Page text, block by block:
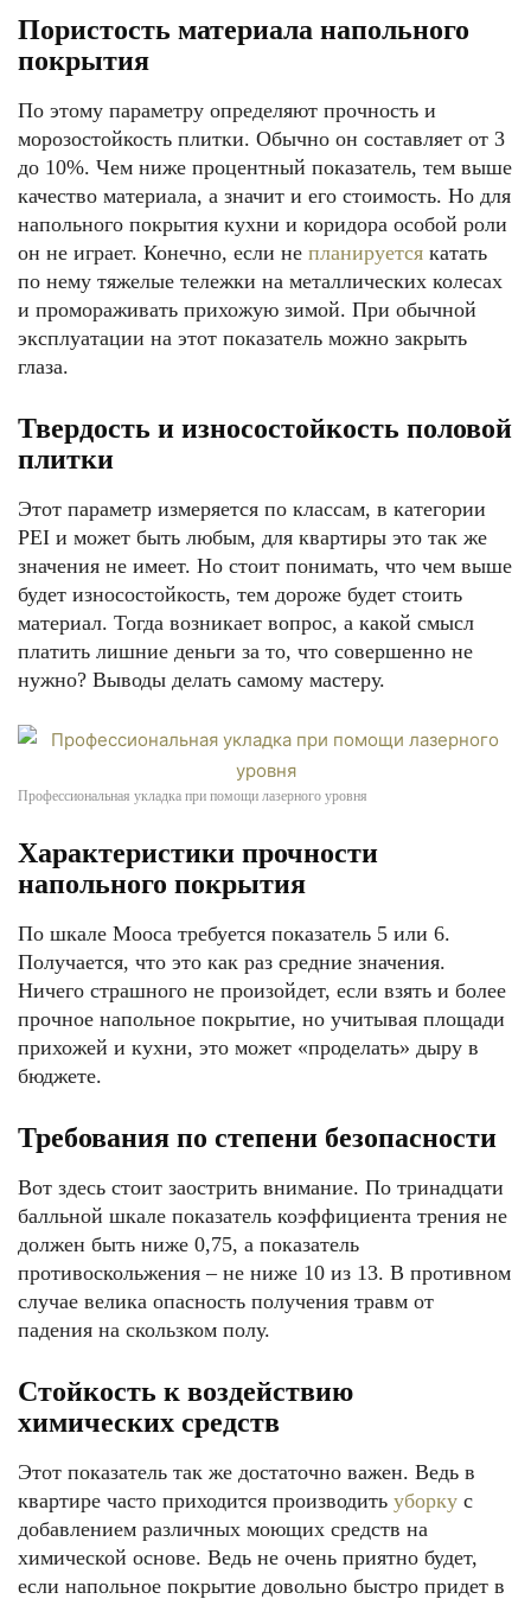
Пористость материала напольного
покрытия
По этому параметру определяют прочность и
морозостойкость плитки. Обычно он составляет от 3
до 10%. Чем ниже процентный показатель, тем выше
качество материала, а значит и его стоимость. Но для
напольного покрытия кухни и коридора особой роли
он не играет. Конечно, если не планируется катать
по нему тяжелые тележки на металлических колесах
и промораживать прихожую зимой. При обычной
эксплуатации на этот показатель можно закрыть
глаза.
Твердость и износостойкость половой
плитки
Этот параметр измеряется по классам, в категории
PEI и может быть любым, для квартиры это так же
значения не имеет. Но стоит понимать, что чем выше
будет износостойкость, тем дороже будет стоить
материал. Тогда возникает вопрос, а какой смысл
платить лишние деньги за то, что совершенно не
нужно? Выводы делать самому мастеру.
Профессиональная укладка при помощи лазерного уровня
Характеристики прочности
напольного покрытия
По шкале Мооса требуется показатель 5 или 6.
Получается, что это как раз средние значения.
Ничего страшного не произойдет, если взять и более
прочное напольное покрытие, но учитывая площади
прихожей и кухни, это может «проделать» дыру в
бюджете.
Требования по степени безопасности
Вот здесь стоит заострить внимание. По тринадцати
балльной шкале показатель коэффициента трения не
должен быть ниже 0,75, а показатель
противоскольжения – не ниже 10 из 13. В противном
случае велика опасность получения травм от
падения на скользком полу.
Стойкость к воздействию
химических средств
Этот показатель так же достаточно важен. Ведь в
квартире часто приходится производить уборку с
добавлением различных моющих средств на
химической основе. Ведь не очень приятно будет,
если напольное покрытие довольно быстро придет в